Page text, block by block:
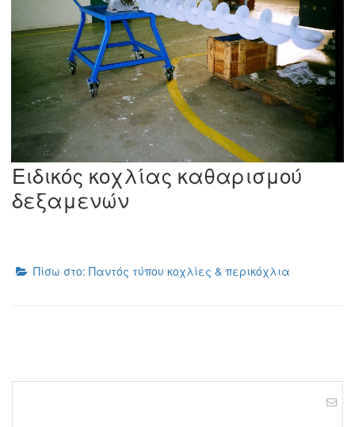
Ειδικός κοχλίας καθαρισμού
δεξαμενών
Πίσω στο: Παντός τύπου κοχλίες & περικόχλια